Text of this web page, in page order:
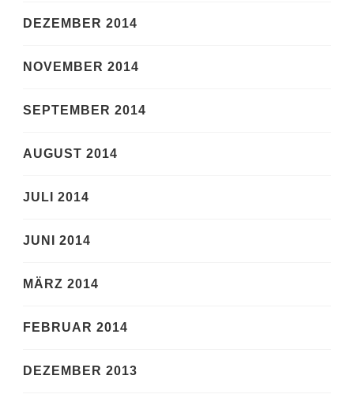
DEZEMBER 2014
NOVEMBER 2014
SEPTEMBER 2014
AUGUST 2014
JULI 2014
JUNI 2014
MÄRZ 2014
FEBRUAR 2014
DEZEMBER 2013